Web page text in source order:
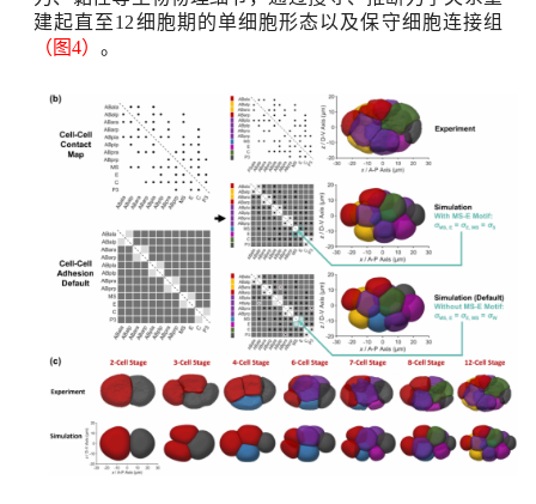
建起直至12细胞期的单细胞形态以及保守细胞连接组
（图4）。